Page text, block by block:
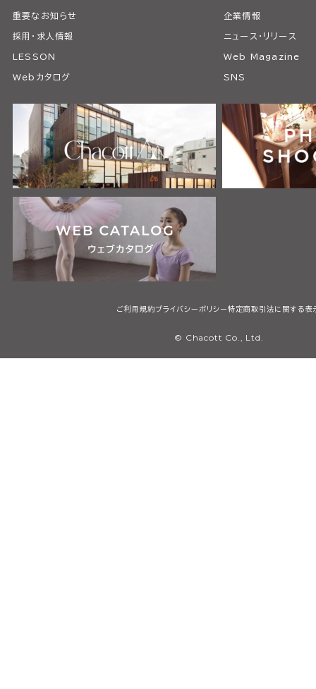
重要なお知らせ 企業情報
採用・求人情報 ニュース・リリース
LESSON Web Magazine
Webカタログ SNS
ご利用規約プライバシーポリシー特定商取引法に関する表
© Chacott Co., Ltd.